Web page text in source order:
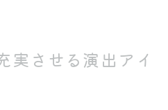
実させる演出アイ